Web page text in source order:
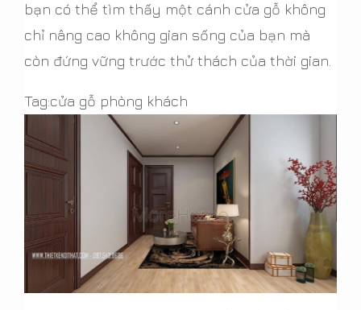
bạn có thể tìm thấy một cánh cửa gỗ không
chỉ nâng cao không gian sống của bạn mà
còn đứng vững trước thử thách của thời gian.
Tag:cửa gỗ phòng khách